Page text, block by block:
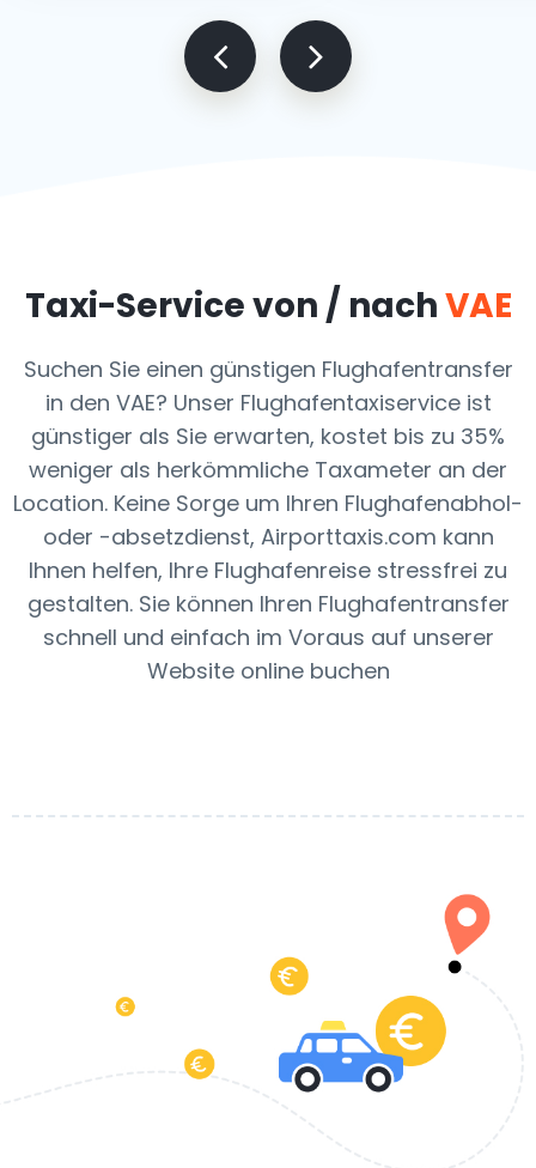
Taxi-Service von / nachVAE
Suchen Sie einen günstigen Flughafentransfer
in den VAE? Unser Flughafentaxiservice ist
günstiger als Sie erwarten, kostet bis zu 35%
weniger als herkömmliche Taxameter an der
Location. Keine Sorge um Ihren Flughafenabhol-
oder -absetzdienst, Airporttaxis.com kann
Ihnen helfen, Ihre Flughafenreise stressfrei zu
gestalten. Sie können Ihren Flughafentransfer
schnell und einfach im Voraus auf unserer
Website online buchen